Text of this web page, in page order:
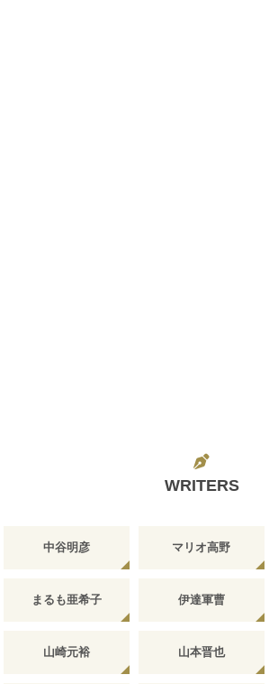
WRITERS
中谷明彦 マリオ高野
まるも亜希子 伊達軍曹
山崎元裕 山本晋也